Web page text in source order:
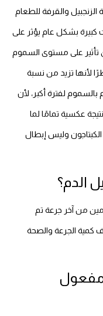
والقرفة للطعام
كبيرة بشكل عام يؤثر على
على مستوى السموم
لأنها تزيد من نسبة
لفترة أكبر، لأن
عكسية تمامًا لما
وليس إبطال
الدم؟
من آخر جرعة تم
كمية الجرعة والصحة
مفعول